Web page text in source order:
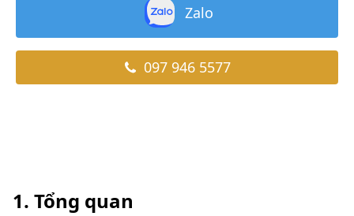
Zalo
097 946 5577
1. Tổng quan